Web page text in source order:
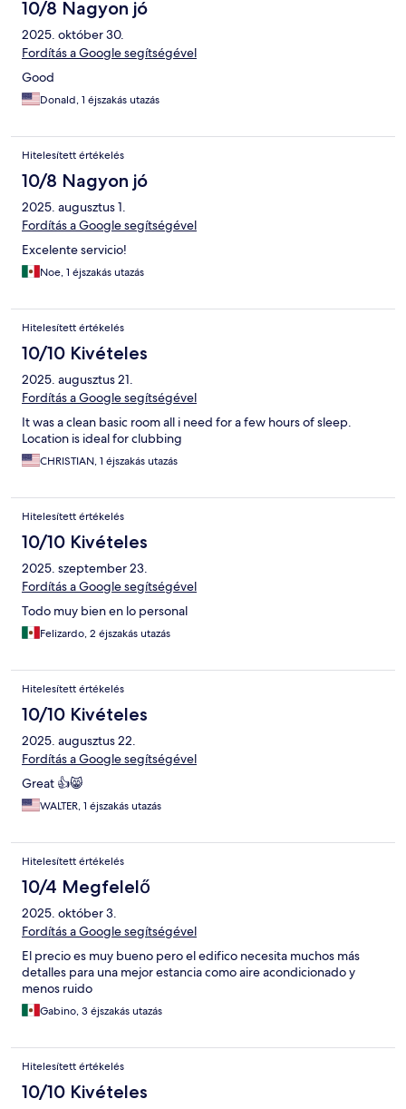
10/8 Nagyon jó
2025. október 30.
Fordítás a Google segítségével
Good
Donald, 1 éjszakás utazás
Hitelesített értékelés
10/8 Nagyon jó
2025. augusztus 1.
Fordítás a Google segítségével
Excelente servicio!
Noe, 1 éjszakás utazás
Hitelesített értékelés
10/10 Kivételes
2025. augusztus 21.
Fordítás a Google segítségével
It was a clean basic room all i need for a few hours of sleep.
Location is ideal for clubbing
CHRISTIAN, 1 éjszakás utazás
Hitelesített értékelés
10/10 Kivételes
2025. szeptember 23.
Fordítás a Google segítségével
Todo muy bien en lo personal
Felizardo, 2 éjszakás utazás
Hitelesített értékelés
10/10 Kivételes
2025. augusztus 22.
Fordítás a Google segítségével
Great 👍😸
WALTER, 1 éjszakás utazás
Hitelesített értékelés
10/4 Megfelelő
2025. október 3.
Fordítás a Google segítségével
El precio es muy bueno pero el edifico necesita muchos más
detalles para una mejor estancia como aire acondicionado y
menos ruido
Gabino, 3 éjszakás utazás
Hitelesített értékelés
10/10 Kivételes